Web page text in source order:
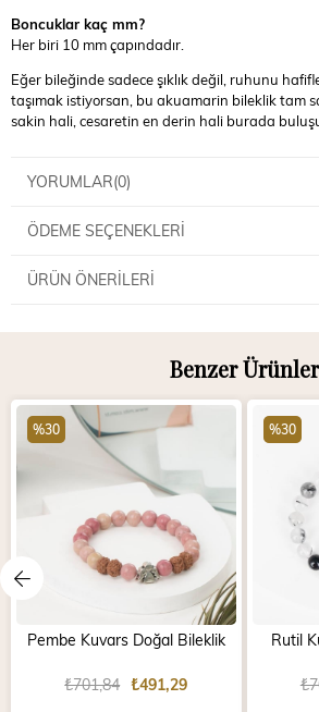
Boncuklar kaç mm?
Her biri 10 mm çapındadır.
Eğer bileğinde sadece şıklık değil, ruhunu
taşımak istiyorsan, bu akuamarin bileklik tam
sakin hali, cesaretin en derin hali burada
YORUMLAR(0)
ÖDEME SEÇENEKLERI
ÜRÜN ÖNERILERI
Benzer Ürünler
Pembe Kuvars Doğal Bileklik
₺491,29
₺701,84
%30
Rutil
%30